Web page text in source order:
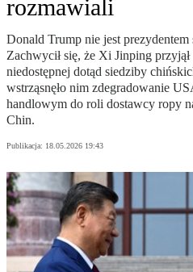
rozmawiali
Donald Trump nie jest prezydentem
Zachwycił się, że Xi Jinping
niedostępnej dotąd siedziby
wstrząsnęło nim zdegradowanie
handlowym do roli dostawcy ropy
Chin.
Publikacja: 18.05.2026 19:43